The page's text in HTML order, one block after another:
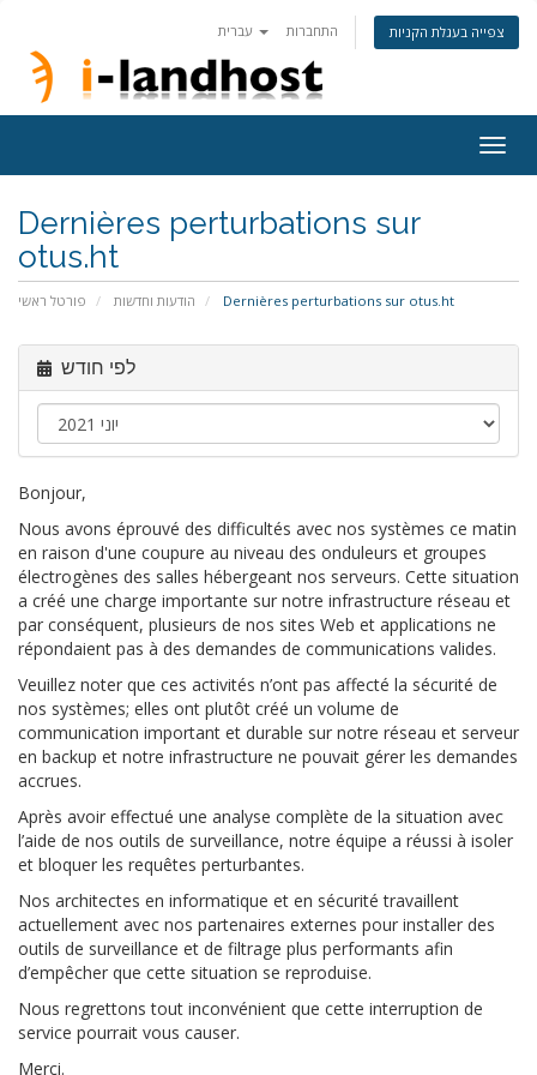
התחברות צפייה בעגלת הקניות
Dernières perturbations sur
otus.ht
פורטל ראשי הודעות וחדשות Dernières perturbations sur otus.ht
לפי חודש
Bonjour,
Nous avons éprouvé des difficultés avec nos systèmes ce matin
en raison d'une coupure au niveau des onduleurs et groupes
électrogènes des salles hébergeant nos serveurs. Cette situation
a créé une charge importante sur notre infrastructure réseau et
par conséquent, plusieurs de nos sites Web et applications ne
répondaient pas à des demandes de communications valides.
Veuillez noter que ces activités n’ont pas affecté la sécurité de
nos systèmes; elles ont plutôt créé un volume de
communication important et durable sur notre réseau et serveur
en backup et notre infrastructure ne pouvait gérer les demandes
accrues.
Après avoir effectué une analyse complète de la situation avec
l’aide de nos outils de surveillance, notre équipe a réussi à isoler
et bloquer les requêtes perturbantes.
Nos architectes en informatique et en sécurité travaillent
actuellement avec nos partenaires externes pour installer des
outils de surveillance et de filtrage plus performants afin
d’empêcher que cette situation se reproduise.
Nous regrettons tout inconvénient que cette interruption de
service pourrait vous causer.
Merci.